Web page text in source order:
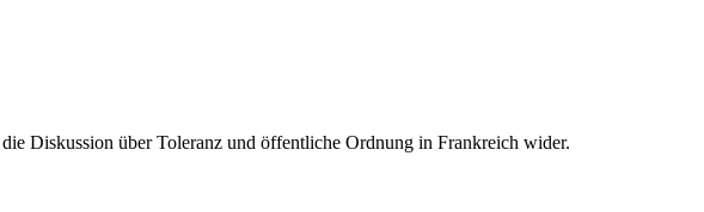
Diskussion über Toleranz und öffentliche Ordnung in Frankreich wider.